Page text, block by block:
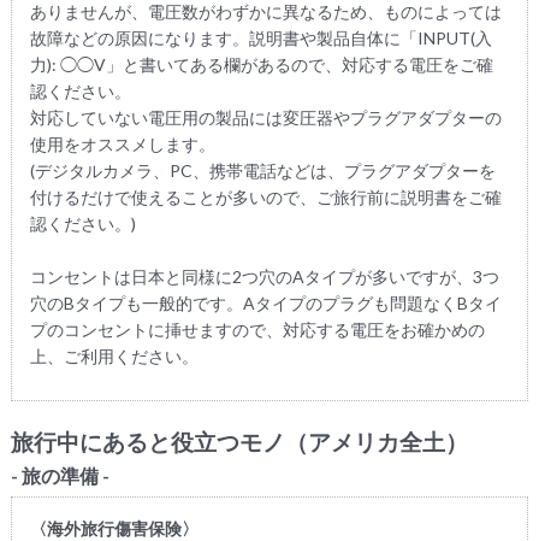
ありませんが、電圧数がわずかに異なるため、ものによっては
故障などの原因になります。説明書や製品自体に「INPUT(入
力): ◯◯V」と書いてある欄があるので、対応する電圧をご確
認ください。
対応していない電圧用の製品には変圧器やプラグアダプターの
使用をオススメします。
(デジタルカメラ、PC、携帯電話などは、プラグアダプターを
付けるだけで使えることが多いので、ご旅行前に説明書をご確
認ください。)
コンセントは日本と同様に2つ穴のAタイプが多いですが、3つ
穴のBタイプも一般的です。Aタイプのプラグも問題なくBタイ
プのコンセントに挿せますので、対応する電圧をお確かめの
上、ご利用ください。
旅行中にあると役立つモノ（アメリカ全土）
- 旅の準備 -
〈海外旅行傷害保険〉